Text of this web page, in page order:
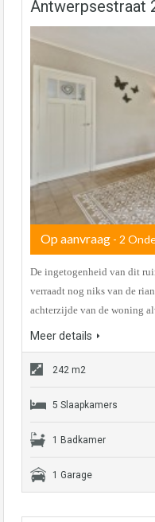
Antwerpsestraat
Op aanvraag - 2
De ingetogenheid van dit
verraadt nog niks van de
achterzijde van de woning
Meer details
242 m2
5 Slaapkamers
1 Badkamer
1 Garage